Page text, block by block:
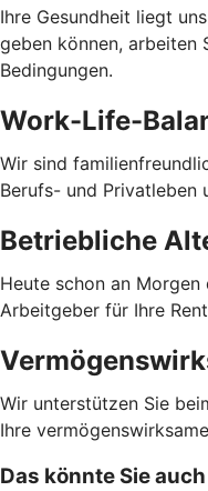
Ihre Gesundheit liegt
geben können, arbeiten
Bedingungen.
Work-Life-
Wir sind
Berufs- und Privatleben
Betriebliche
Heute schon an
Arbeitgeber für Ihre
Wir unterstützen Sie
Ihre
Das könnte Sie